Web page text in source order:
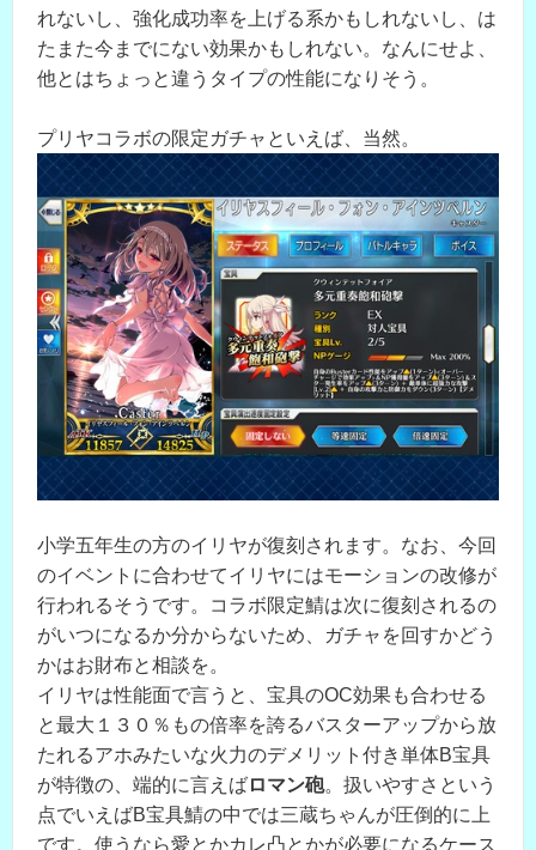
れないし、強化成功率を上げる系かもしれないし、は
たまた今までにない効果かもしれない。なんにせよ、
他とはちょっと違うタイプの性能になりそう。
プリヤコラボの限定ガチャといえば、当然。
小学五年生の方のイリヤが復刻されます。なお、今回
のイベントに合わせてイリヤにはモーションの改修が
行われるそうです。コラボ限定鯖は次に復刻されるの
がいつになるか分からないため、ガチャを回すかどう
かはお財布と相談を。
イリヤは性能面で言うと、宝具のOC効果も合わせる
と最大１３０％もの倍率を誇るバスターアップから放
たれるアホみたいな火力のデメリット付き単体B宝具
が特徴の、端的に言えばロマン砲。扱いやすさという
点でいえばB宝具鯖の中では三蔵ちゃんが圧倒的に上
です。使うなら愛とかカレ凸とかが必要になるケース